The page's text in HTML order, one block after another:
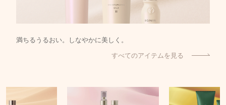
満ちるうるおい。しなやかに美しく。
すべてのアイテムを見る